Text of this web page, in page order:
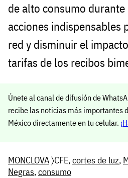
de alto consumo
acciones indispensables
red y disminuir el
tarifas de los recibos
Únete al canal de difusión de
recibe las noticias más importantes
México directamente en tu celular.
MONCLOVA〉CFE,cortes de luz,
Negras,consumo